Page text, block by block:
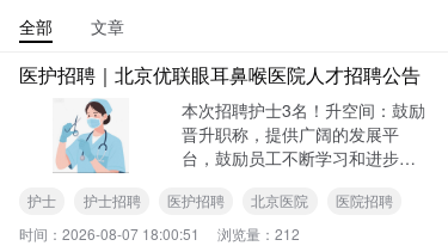
a
t
全部 文章
医护招聘｜北京优联眼耳鼻喉医院人才招聘公告
本次招聘护士3名！升空间：鼓励
晋升职称，提供广阔的发展平
台，鼓励员工不断学习和进步，
赢。福利待遇：带薪年假、五险
一金、夜班补贴、宿舍餐厅、生
护士 护士招聘 医护招聘 北京医院
医院招聘
时间： 2026-08-07 18:00:51 浏览量： 212